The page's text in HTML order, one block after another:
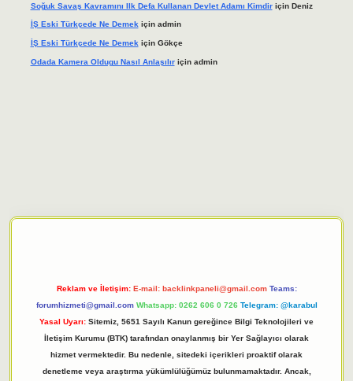
Soğuk Savaş Kavramını Ilk Defa Kullanan Devlet Adamı Kimdiriçin Deniz
İŞ Eski Türkçede Ne Demekiçin admin
İŞ Eski Türkçede Ne Demek için Gökçe
Odada Kamera Oldugu Nasıl Anlaşılıriçin admin
Reklam ve İletişim: E-mail: backlinkpaneli@gmail.com Teams:
forumhizmeti@gmail.com Whatsapp: 0262 606 0 726 Telegram: @karabul
Yasal Uyarı: Sitemiz, 5651 Sayılı Kanun gereğince Bilgi Teknolojileri ve
İletişim Kurumu (BTK) tarafından onaylanmış bir Yer Sağlayıcı olarak
hizmet vermektedir. Bu nedenle, sitedeki içerikleri proaktif olarak
denetleme veya araştırma yükümlülüğümüz bulunmamaktadır. Ancak,